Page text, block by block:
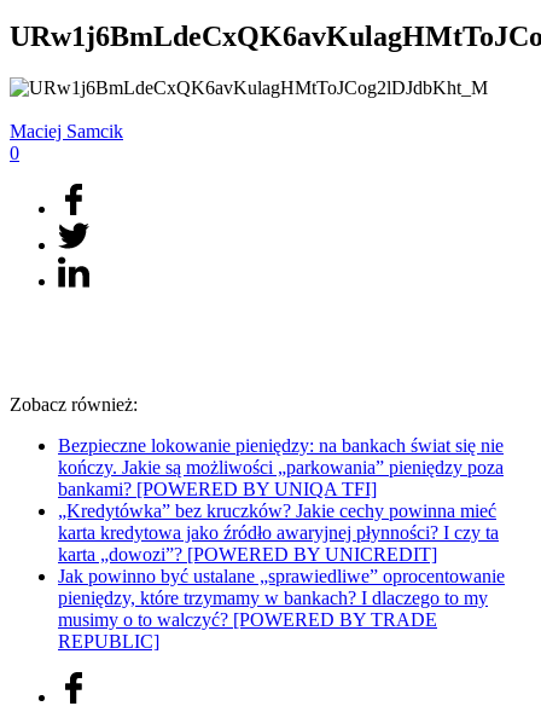
Maciej Samcik
0
Zobacz również:
Bezpieczne lokowanie pieniędzy: na bankach świat się nie
kończy. Jakie są możliwości „parkowania” pieniędzy poza
bankami? [POWERED BY UNIQA TFI]
„Kredytówka” bez kruczków? Jakie cechy powinna mieć
karta kredytowa jako źródło awaryjnej płynności? I czy ta
karta „dowozi”? [POWERED BY UNICREDIT]
Jak powinno być ustalane „sprawiedliwe” oprocentowanie
pieniędzy, które trzymamy w bankach? I dlaczego to my
musimy o to walczyć? [POWERED BY TRADE
REPUBLIC]